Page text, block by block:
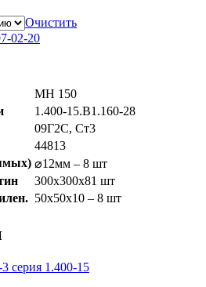
Очистить
02-20
МН 150
1.400-15.B1.160-28
09Г2С, Ст3
44813
⌀12мм – 8 шт
300x300x81 шт
50х50х10 – 8 шт
серия 1.400-15